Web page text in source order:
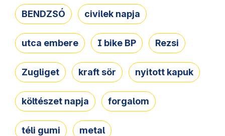
BENDZSÓ civilek napja
utca embere I bike BP Rezsi
Zugliget kraft sör nyitott kapuk
költészet napja forgalom
téli gumi metal